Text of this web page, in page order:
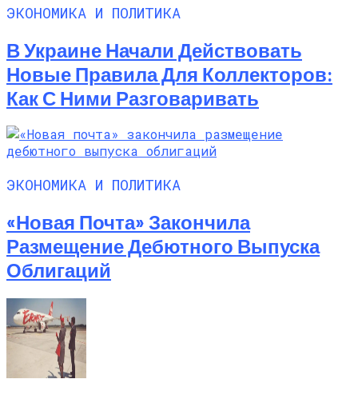
ЭКОНОМИКА И ПОЛИТИКА
В Украине Начали Действовать
Новые Правила Для Коллекторов:
Как С Ними Разговаривать
ЭКОНОМИКА И ПОЛИТИКА
«Новая Почта» Закончила
Размещение Дебютного Выпуска
Облигаций